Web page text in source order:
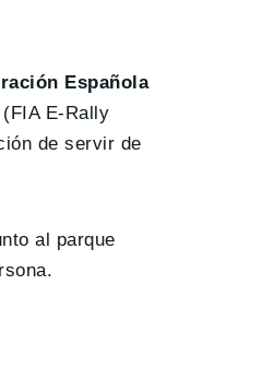
Española
E-Rally
de servir de
al parque